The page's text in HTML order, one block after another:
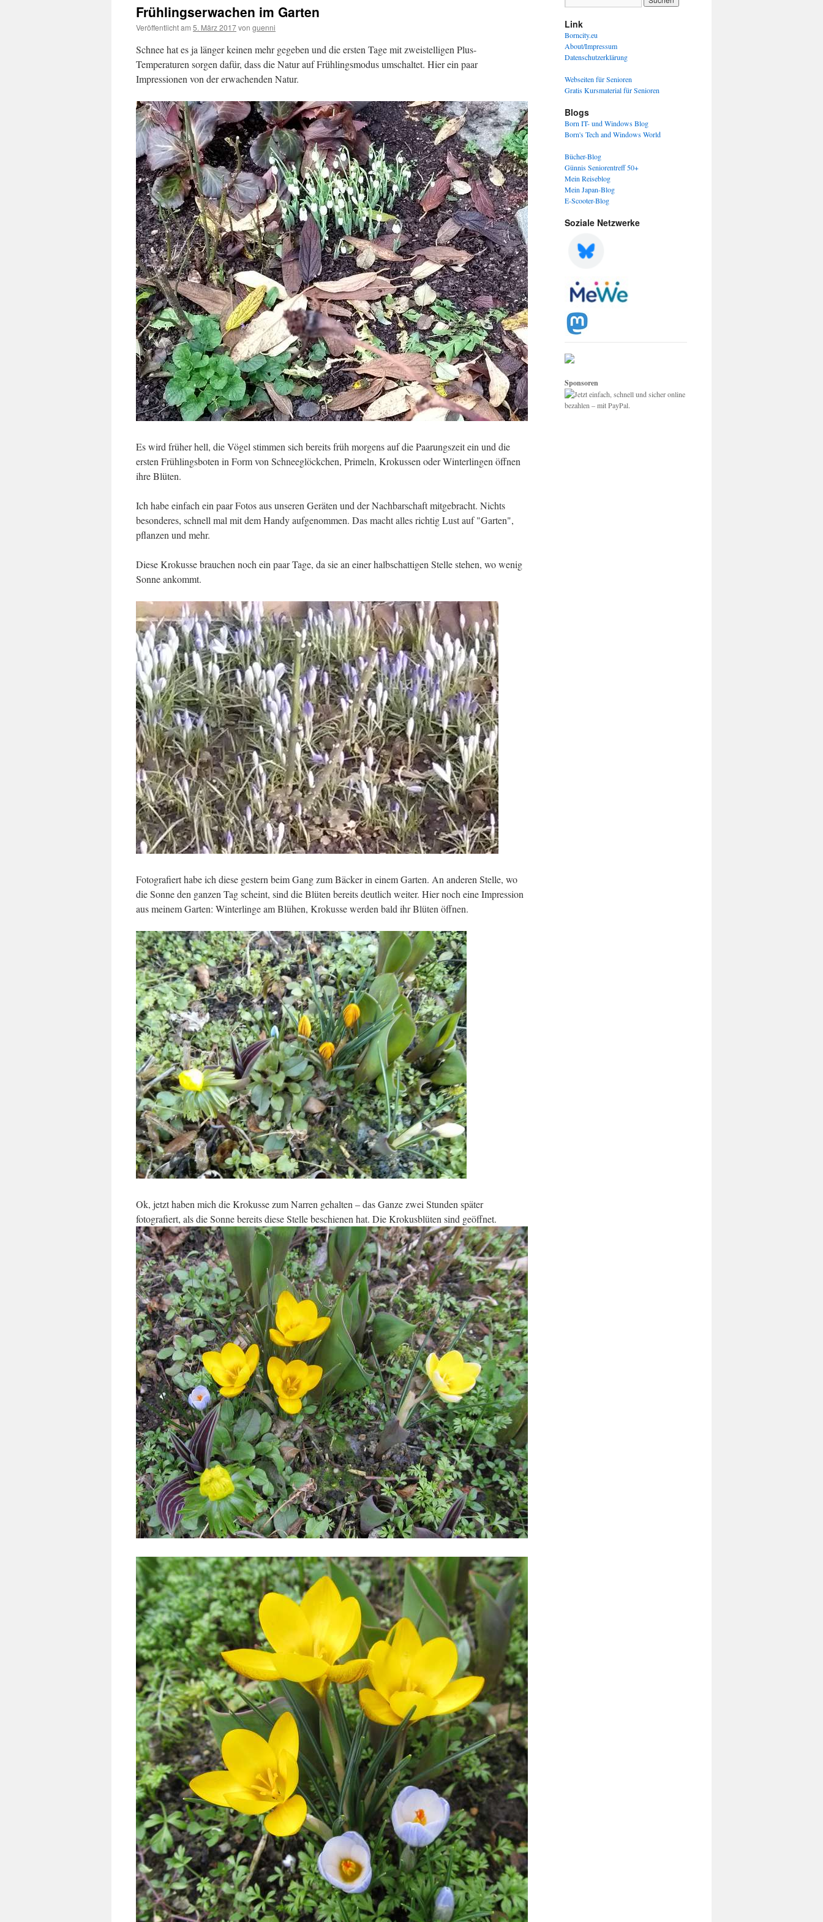
Frühlingserwachen im Garten
Veröffentlicht am 5. März 2017von guenni
Schnee hat es ja länger keinen mehr gegeben und die ersten Tage mit zweistelligen Plus-
Temperaturen sorgen dafür, dass die Natur auf Frühlingsmodus umschaltet. Hier ein paar
Impressionen von der erwachenden Natur.
Es wird früher hell, die Vögel stimmen sich bereits früh morgens auf die Paarungszeit ein und die
ersten Frühlingsboten in Form von Schneeglöckchen, Primeln, Krokussen oder Winterlingen öffnen
ihre Blüten.
Ich habe einfach ein paar Fotos aus unseren Geräten und der Nachbarschaft mitgebracht. Nichts
besonderes, schnell mal mit dem Handy aufgenommen. Das macht alles richtig Lust auf "Garten",
pflanzen und mehr.
Diese Krokusse brauchen noch ein paar Tage, da sie an einer halbschattigen Stelle stehen, wo wenig
Sonne ankommt.
Fotografiert habe ich diese gestern beim Gang zum Bäcker in einem Garten. An anderen Stelle, wo
die Sonne den ganzen Tag scheint, sind die Blüten bereits deutlich weiter. Hier noch eine Impression
aus meinem Garten: Winterlinge am Blühen, Krokusse werden bald ihr Blüten öffnen.
Ok, jetzt haben mich die Krokusse zum Narren gehalten – das Ganze zwei Stunden später
fotografiert, als die Sonne bereits diese Stelle beschienen hat. Die Krokusblüten sind geöffnet.
Link
Borncity.eu
About/Impressum
Datenschutzerklärung
Webseiten für Senioren
Gratis Kursmaterial für Senioren
Blogs
Born IT- und Windows Blog
Born's Tech and Windows World
Bücher-Blog
Günnis Seniorentreff 50+
Mein Reiseblog
Mein Japan-Blog
E-Scooter-Blog
Soziale Netzwerke
Sponsoren